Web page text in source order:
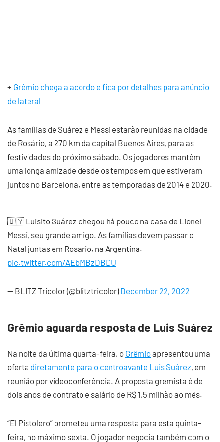
+ Grêmio chega a acordo e fica por detalhes para anúncio
de lateral
As famílias de Suárez e Messi estarão reunidas na cidade
de Rosário, a 270 km da capital Buenos Aires, para as
festividades do próximo sábado. Os jogadores mantêm
uma longa amizade desde os tempos em que estiveram
juntos no Barcelona, entre as temporadas de 2014 e 2020.
🇺🇾 Luisito Suárez chegou há pouco na casa de Lionel
Messi, seu grande amigo. As famílias devem passar o
Natal juntas em Rosario, na Argentina.
pic.twitter.com/AEbMBzDBDU
— BLITZ Tricolor (@blitztricolor)December 22, 2022
Grêmio aguarda resposta de Luis Suárez
Na noite da última quarta-feira, o Grêmioapresentou uma
oferta diretamente para o centroavante Luis Suárez, em
reunião por videoconferência. A proposta gremista é de
dois anos de contrato e salário de R$ 1,5 milhão ao mês.
“El Pistolero” prometeu uma resposta para esta quinta-
feira, no máximo sexta. O jogador negocia também com o